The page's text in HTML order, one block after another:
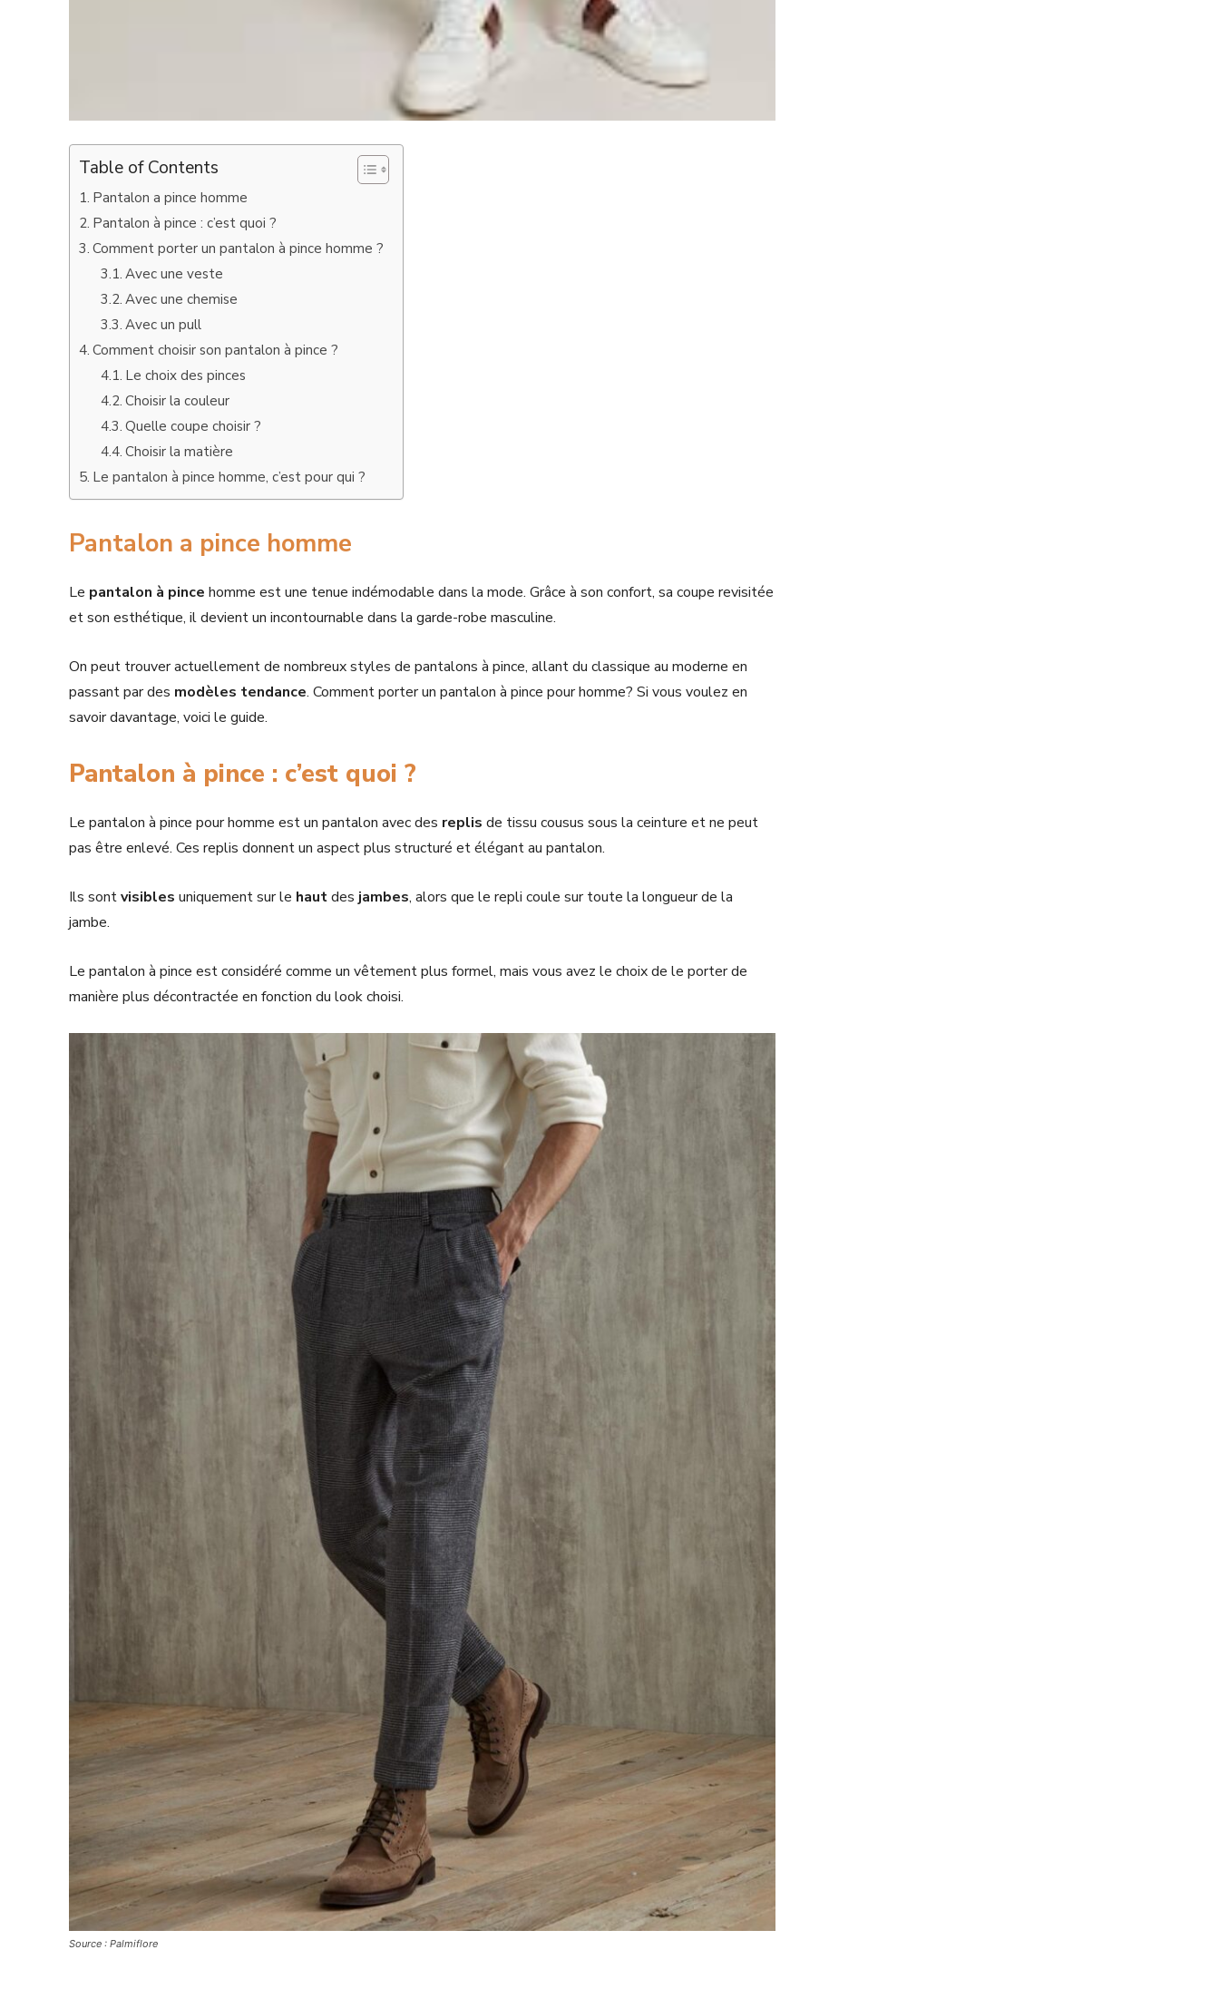
Table of Contents
Pantalon a pince homme
Pantalon à pince : c’est quoi ?
Comment porter un pantalon à pince homme ?
Avec une veste
Avec une chemise
Avec un pull
Comment choisir son pantalon à pince ?
Le choix des pinces
Choisir la couleur
Quelle coupe choisir ?
Choisir la matière
Le pantalon à pince homme, c’est pour qui ?
Pantalon a pince homme
Le pantalon à pince homme est une tenue indémodable dans la mode. Grâce à son confort, sa coupe revisitée
et son esthétique, il devient un incontournable dans la garde-robe masculine.
On peut trouver actuellement de nombreux styles de pantalons à pince, allant du classique au moderne en
passant par des modèles tendance. Comment porter un pantalon à pince pour homme? Si vous voulez en
savoir davantage, voici le guide.
Pantalon à pince : c’est quoi ?
Le pantalon à pince pour homme est un pantalon avec des replis de tissu cousus sous la ceinture et ne peut
pas être enlevé. Ces replis donnent un aspect plus structuré et élégant au pantalon.
Ils sontvisibles uniquement sur le hautdes jambes, alors que le repli coule sur toute la longueur de la
jambe.
Le pantalon à pince est considéré comme un vêtement plus formel, mais vous avez le choix de le porter de
manière plus décontractée en fonction du look choisi.
Source : Palmiflore